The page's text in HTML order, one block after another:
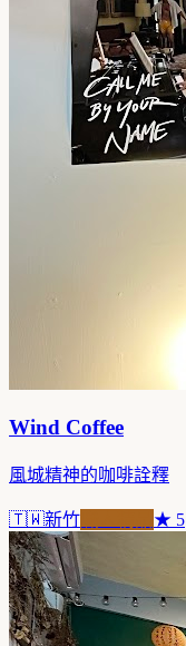
Wind Coffee
風城精神的咖啡詮釋
🇹🇼新竹 ★ 5